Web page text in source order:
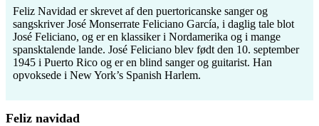
Feliz Navidad er skrevet af den puertoricanske sanger og
sangskriver José Monserrate Feliciano García, i daglig tale blot
José Feliciano, og er en klassiker i Nordamerika og i mange
spansktalende lande. José Feliciano blev født den 10. september
1945 i Puerto Rico og er en blind sanger og guitarist. Han
opvoksede i New York’s Spanish Harlem.
Feliz navidad